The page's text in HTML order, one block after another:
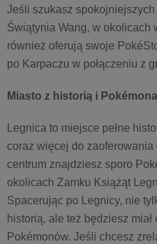
Jeśli szukasz spokojniejszych
Świątynia Wang, w okolicach
również oferują swoje
po Karpaczu w połączeniu z
Miasto z historią i
Legnica to miejsce pełne
coraz więcej do
centrum znajdziesz sporo
okolicach Zamku Książąt
Spacerując po Legnicy, nie
historią, ale też będziesz miał
Pokémonów. Jeśli chcesz